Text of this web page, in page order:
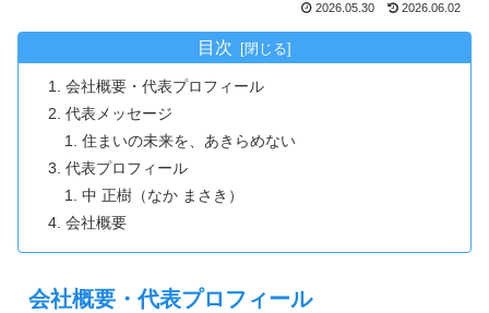
2026.05.30 2026.06.02
目次
会社概要・代表プロフィール
代表メッセージ
住まいの未来を、あきらめない
代表プロフィール
中 正樹（なか まさき）
会社概要
会社概要・代表プロフィール